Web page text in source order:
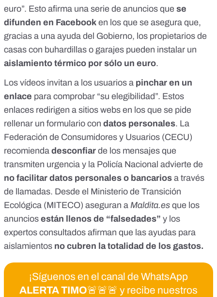
euro”. Esto afirma una serie de anuncios que se
difunden en Facebook en los que se asegura que,
gracias a una ayuda del Gobierno, los propietarios de
casas con buhardillas o garajes pueden instalar un
aislamiento térmico por sólo un euro.
Los vídeos invitan a los usuarios a pinchar en un
enlace para comprobar “su elegibilidad”. Estos
enlaces redirigen a sitios webs en los que se pide
rellenar un formulario con datos personales. La
Federación de Consumidores y Usuarios (CECU)
recomienda desconfiar de los mensajes que
transmiten urgencia y la Policía Nacional advierte de
no facilitar datos personales o bancarios a través
de llamadas. Desde el Ministerio de Transición
Ecológica (MITECO) aseguran a Maldita.es que los
anuncios están llenos de “falsedades” y los
expertos consultados afirman que las ayudas para
aislamientos no cubren la totalidad de los gastos.
¡Síguenos en el canal de WhatsApp
ALERTA TIMO🚨🚨🚨 y recibe nuestros